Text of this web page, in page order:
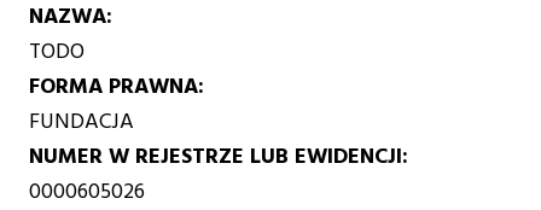
NAZWA
TODO
FORMA PRAWNA
FUNDACJA
NUMER W REJESTRZE LUB EWIDENCJI
0000605026